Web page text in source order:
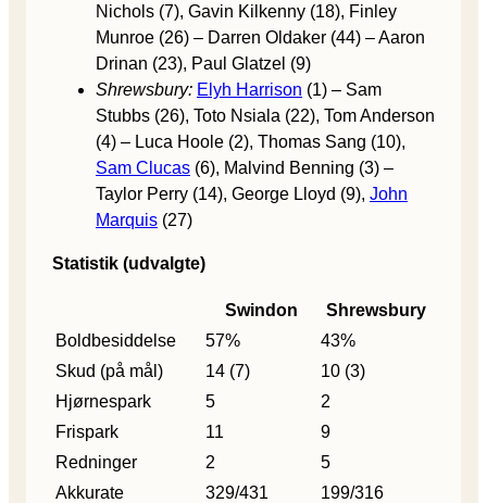
Nichols (7), Gavin Kilkenny (18), Finley
Munroe (26) – Darren Oldaker (44) – Aaron
Drinan (23), Paul Glatzel (9)
Shrewsbury: Elyh Harrison (1) – Sam
Stubbs (26), Toto Nsiala (22), Tom Anderson
(4) – Luca Hoole (2), Thomas Sang (10),
Sam Clucas (6), Malvind Benning (3) –
Taylor Perry (14), George Lloyd (9), John
Marquis (27)
Statistik (udvalgte)
Swindon
Shrewsbury
Boldbesiddelse
57%
43%
Skud (på mål)
14 (7)
10 (3)
Hjørnespark
5
2
Frispark
11
9
Redninger
2
5
Akkurate
329/431
199/316